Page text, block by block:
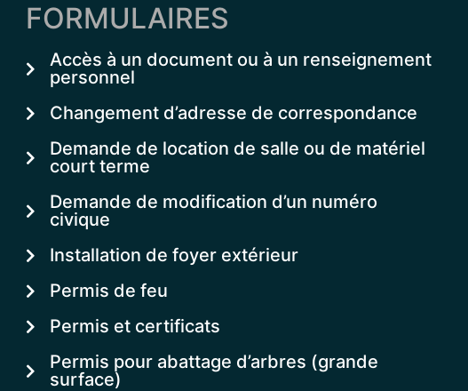
FORMULAIRES
Accès à un document ou à un renseignement
personnel
Changement d’adresse de correspondance
Demande de location de salle ou de matériel
court terme
Demande de modification d’un numéro
civique
Installation de foyer extérieur
Permis de feu
Permis et certificats
Permis pour abattage d’arbres (grande
surface)